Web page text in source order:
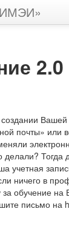
2.0
Вашей
почты» или
делали? Тогда
учетная
ничего в
за обучение
письмо на